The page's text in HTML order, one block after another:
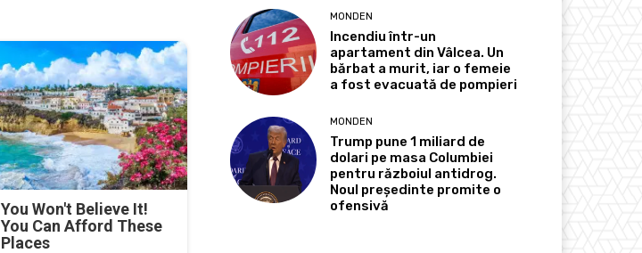
You Won't Believe It!
You Can Afford These
Places
MONDEN
Incendiu într-un
apartament din Vâlcea. Un
bărbat a murit, iar o femeie
a fost evacuată de pompieri
MONDEN
Trump pune 1 miliard de
dolari pe masa Columbiei
pentru războiul antidrog.
Noul președinte promite o
ofensivă